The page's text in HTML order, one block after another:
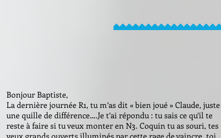
Bonjour Baptiste,
La dernière journée R1, tu m’as dit « bien joué » Claude, juste
une quille de différence….Je t’ai répondu : tu sais ce qu’il te
reste à faire si tu veux monter en N3. Coquin tu as souri, tes
yeux grands ouverts illuminés par cette rage de vaincre, toi